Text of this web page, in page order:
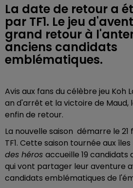
La date de retour a
par TF1. Le jeu
grand retour à
anciens candidats
emblématiques.
Avis aux fans du célèbre jeu Koh
an d'arrêt et la victoire de Maud,
enfin de retour.
La nouvelle saison démarre le
TF1. Cette saison tournée aux
des héros accueille 19 candidats
qui vont partager leur aventure
candidats emblématiques de